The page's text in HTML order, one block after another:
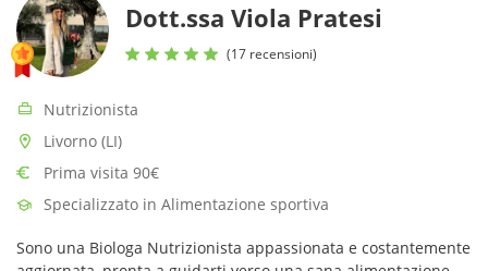
Dott.ssa Viola Pratesi
(17 recensioni)
Nutrizionista
Livorno (LI)
Prima visita 90€
Specializzato in Alimentazione sportiva
Sono una Biologa Nutrizionista appassionata e costantemente